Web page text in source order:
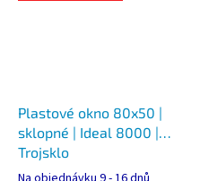
Plastové okno 80x50 |
sklopné | Ideal 8000 |
Trojsklo